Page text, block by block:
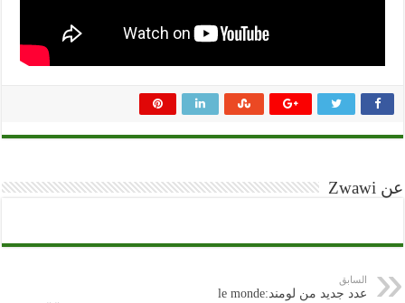
عن Zwawi
السابق
عدد جديد من لومند:le monde